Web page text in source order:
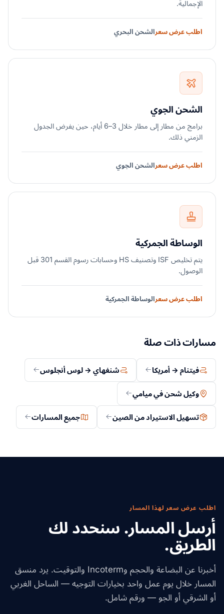
الإجمالية.
اطلب عرض سعرالشحن البحري
الشحن الجوي
برامج من مطار إلى مطار خلال 3–6 أيام، حين يفرض الجدول
الزمني ذلك.
اطلب عرض سعرالشحن الجوي
الوساطة الجمركية
يتم تخليص ISF وتصنيف HS وحسابات رسوم القسم 301 قبل
الوصول.
اطلب عرض سعرالوساطة الجمركية
مسارات ذات صلة
فيتنام → أمريكا شنغهاي → لوس أنجلوس
وكيل شحن في ميامي
تسهيل الاستيراد من الصين جميع المسارات
اطلب عرض سعر لهذا المسار
أرسل المسار. سنحدد لك
الطريق.
أخبرنا عن البضاعة والحجم وIncoterm والتوقيت. يرد منسق
المسار خلال يوم عمل واحد بخيارات التوجيه — الساحل الغربي
أو الشرقي أو الجو — ورقم شامل.